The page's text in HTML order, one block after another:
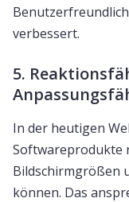
verbessert.
5.
In der heutigen
Softwareprodukte
Bildschirmgrößen
können. Das